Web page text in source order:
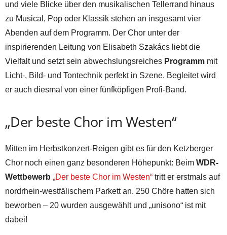
und viele Blicke über den musikalischen Tellerrand hinaus
zu Musical, Pop oder Klassik stehen an insgesamt vier
Abenden auf dem Programm. Der Chor unter der
inspirierenden Leitung von Elisabeth Szakács liebt die
Vielfalt und setzt sein abwechslungsreiches Programm mit
Licht-, Bild- und Tontechnik perfekt in Szene. Begleitet wird
er auch diesmal von einer fünfköpfigen Profi-Band.
„Der beste Chor im Westen“
Mitten im Herbstkonzert-Reigen gibt es für den Ketzberger
Chor noch einen ganz besonderen Höhepunkt: Beim WDR-
Wettbewerb „Der beste Chor im Westen“ tritt er erstmals auf
nordrhein-westfälischem Parkett an. 250 Chöre hatten sich
beworben – 20 wurden ausgewählt und „unisono“ ist mit
dabei!